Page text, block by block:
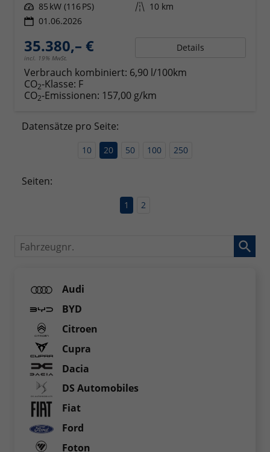
Leistung 85 kW (116 PS) Kilometerstand 10 km
01.06.2026
35.380,– €
incl. 19% MwSt.
Details
Verbrauch kombiniert: 6,90 l/100km
CO2-Klasse: F
CO2-Emissionen: 157,00 g/km
Datensätze pro Seite:
10 20 50 100 250
Seiten:
1 2
Fahrzeugnr.
Audi
BYD
Citroen
Cupra
Dacia
DS Automobiles
Fiat
Ford
Foton